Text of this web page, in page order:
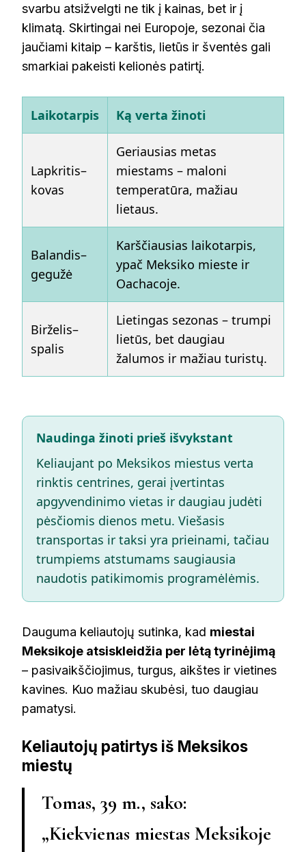
svarbu atsižvelgti ne tik į kainas, bet ir į
klimatą. Skirtingai nei Europoje, sezonai čia
jaučiami kitaip – karštis, lietūs ir šventės gali
smarkiai pakeisti kelionės patirtį.
Laikotarpis Ką verta žinoti
Lapkritis–
kovas
Geriausias metas
miestams – maloni
temperatūra, mažiau
lietaus.
Balandis–
gegužė
Karščiausias laikotarpis,
ypač Meksiko mieste ir
Oachacoje.
Birželis–
spalis
Lietingas sezonas – trumpi
lietūs, bet daugiau
žalumos ir mažiau turistų.
Naudinga žinoti prieš išvykstant
Keliaujant po Meksikos miestus verta
rinktis centrines, gerai įvertintas
apgyvendinimo vietas ir daugiau judėti
pėsčiomis dienos metu. Viešasis
transportas ir taksi yra prieinami, tačiau
trumpiems atstumams saugiausia
naudotis patikimomis programėlėmis.
Dauguma keliautojų sutinka, kad miestai
Meksikoje atsiskleidžia per lėtą tyrinėjimą
– pasivaikščiojimus, turgus, aikštes ir vietines
kavines. Kuo mažiau skubėsi, tuo daugiau
pamatysi.
Keliautojų patirtys iš Meksikos
miestų
Tomas, 39 m., sako:
„Kiekvienas miestas Meksikoje